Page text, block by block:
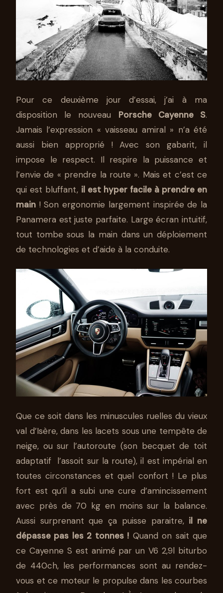
Pour ce deuxième jour d’essai, j’ai à ma
disposition le nouveau Porsche Cayenne S.
Jamais l’expression « vaisseau amiral » n’a été
aussi bien approprié ! Avec son gabarit, il
impose le respect. Il respire la puissance et
l’envie de « prendre la route ». Mais et c’est ce
qui est bluffant, il est hyper facile à prendre en
main ! Son ergonomie largement inspirée de la
Panamera est juste parfaite. Large écran intuitif,
tout tombe sous la main dans un déploiement
de technologies et d’aide à la conduite.
Que ce soit dans les minuscules ruelles du vieux
val d’Isère, dans les lacets sous une tempête de
neige, ou sur l’autoroute (son becquet de toit
adaptatif l’assoit sur la route), il est impérial en
toutes circonstances et quel confort ! Le plus
fort est qu’il a subi une cure d’amincissement
avec près de 70 kg en moins sur la balance.
Aussi surprenant que ça puisse paraitre, il ne
dépasse pas les 2 tonnes ! Quand on sait que
ce Cayenne S est animé par un V6 2,9l biturbo
de 440ch, les performances sont au rendez-
vous et ce moteur le propulse dans les courbes